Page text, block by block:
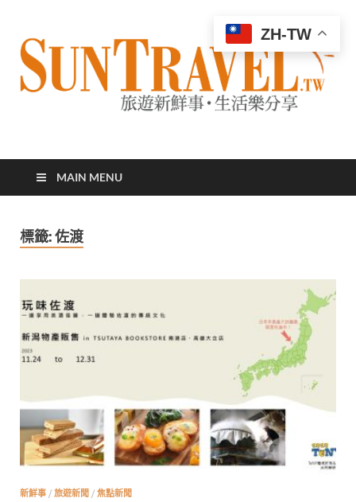
太陽網
MAIN MENU
標籤:佐渡
新鮮事 / 旅遊新聞 / 焦點新聞
ZH-TW